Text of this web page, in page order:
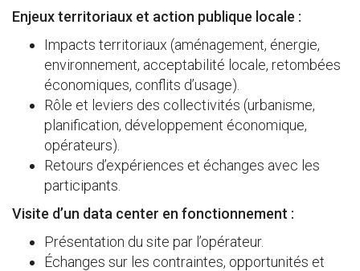
Enjeux territoriaux et action publique locale :
Impacts territoriaux (aménagement, énergie,
environnement, acceptabilité locale, retombées
économiques, conflits d’usage).
Rôle et leviers des collectivités (urbanisme,
planification, développement économique,
opérateurs).
Retours d’expériences et échanges avec les
participants.
Visite d’un data center en fonctionnement :
Présentation du site par l’opérateur.
Échanges sur les contraintes, opportunités et